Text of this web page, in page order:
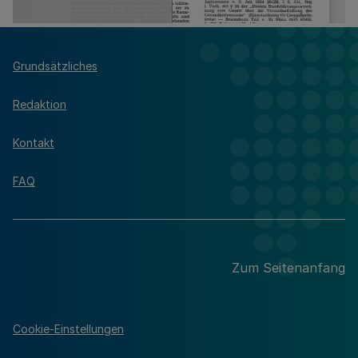
Grundsätzliches
Redaktion
Kontakt
FAQ
Zum Seitenanfang
Cookie-Einstellungen